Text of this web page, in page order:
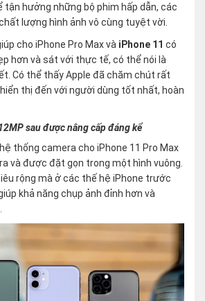
tận hưởng những bộ phim hấp dẫn, các
lượng hình ảnh vô cùng tuyệt vời.
cho iPhone Pro Max và iPhone 11 có
hơn và sát với thực tế, có thể nói là
Có thể thấy Apple đã chăm chút rất
thị đến với người dùng tốt nhất, hoàn
sau được nâng cấp đáng kể
thống camera cho iPhone 11 Pro Max
và được đặt gọn trong một hình vuông.
rộng mà ở các thế hệ iPhone trước
khả năng chụp ảnh đỉnh hơn và